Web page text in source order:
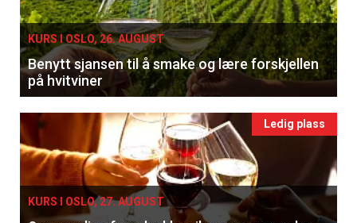
KURS I OSLO, 26. AUGUST
Benytt sjansen til å smake og lære forskjellen
på hvitviner
Ledig plass
KURS I OSLO, 27. AUGUST